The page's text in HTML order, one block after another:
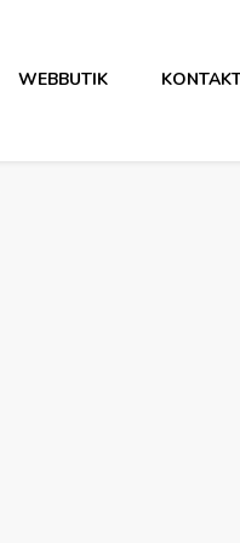
WEBBUTIK